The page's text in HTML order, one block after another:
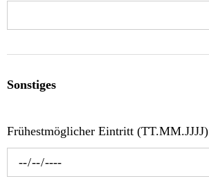
Sonstiges
Frühestmöglicher Eintritt (TT.MM.JJJJ)